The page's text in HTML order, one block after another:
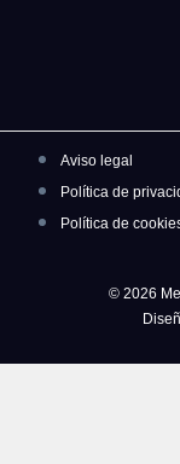
Aviso legal
Política de
Política de
© 2026